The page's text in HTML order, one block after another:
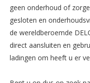
geen onderhoud of
gesloten en
de wereldberoemde
direct aansluiten en
ladingen om heeft u er